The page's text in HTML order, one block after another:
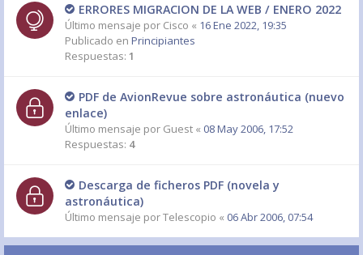
ERRORES MIGRACION DE LA WEB / ENERO 2022
Último mensaje por Cisco « 16 Ene 2022, 19:35
Publicado en Principiantes
Respuestas: 1
PDF de AvionRevue sobre astronáutica (nuevo
enlace)
Último mensaje por Guest « 08 May 2006, 17:52
Respuestas: 4
Descarga de ficheros PDF (novela y
astronáutica)
Último mensaje porTelescopio « 06 Abr 2006, 07:54